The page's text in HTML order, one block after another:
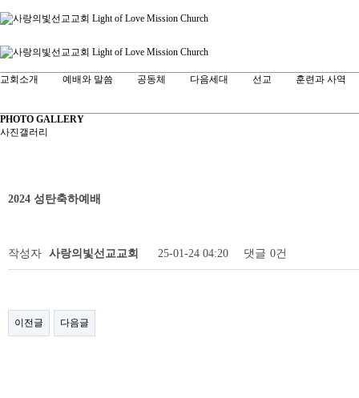
교회소개 예배와 말씀 공동체 다음세대 선교 훈련과 사역
PHOTO GALLERY
사진갤러리
2024 성탄축하예배
작성자 사랑의빛선교교회 25-01-24 04:20 댓글 0건
이전글 다음글